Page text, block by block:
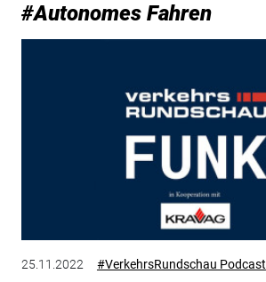
#Autonomes Fahren
25.11.2022 #VerkehrsRundschau Podcast